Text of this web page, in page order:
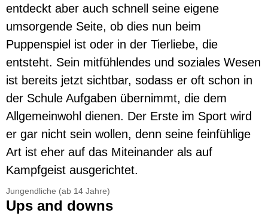
entdeckt aber auch schnell seine eigene
umsorgende Seite, ob dies nun beim
Puppenspiel ist oder in der Tierliebe, die
entsteht. Sein mitfühlendes und soziales Wesen
ist bereits jetzt sichtbar, sodass er oft schon in
der Schule Aufgaben übernimmt, die dem
Allgemeinwohl dienen. Der Erste im Sport wird
er gar nicht sein wollen, denn seine feinfühlige
Art ist eher auf das Miteinander als auf
Kampfgeist ausgerichtet.
Jungendliche (ab 14 Jahre)
Ups and downs